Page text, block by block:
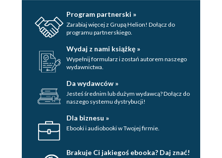
Program partnerski »
Zarabiaj więcej z Grupą Helion! Dołącz do
programu partnerskiego.
Wydaj z nami książkę »
Wypełnij formularz i zostań autorem naszego
wydawnictwa.
Da wydawców »
Jesteś średnim lub dużym wydawcą? Dołącz do
naszego systemu dystrybucji!
Dla biznesu »
Ebooki i audiobooki w Twojej firmie.
Brakuje Ci jakiegoś ebooka? Daj znać!